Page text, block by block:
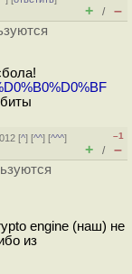
+ / –
[^] [^^] [^^^]
–1
+ / –
engine (наш) не
из